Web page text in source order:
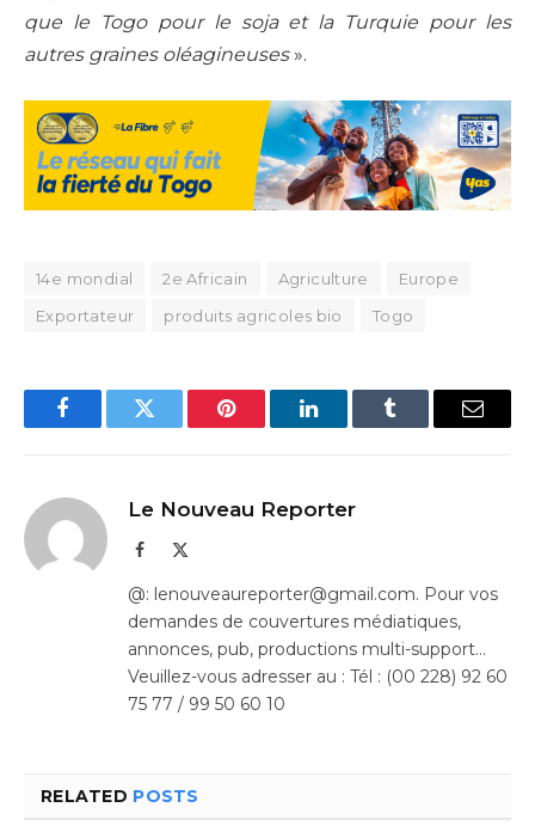
que le Togo pour le soja et la Turquie pour les
autres graines oléagineuses».
14e mondial 2e Africain Agriculture
Europe
Exportateur
produits agricoles bio Togo
FacebookTwitter Pinterest LinkedInTumblr Email
Le Nouveau Reporter
Facebook
@: lenouveaureporter@gmail.com. Pour vos
demandes de couvertures médiatiques,
annonces, pub, productions multi-support…
Veuillez-vous adresser au : Tél : (00 228) 92 60
75 77 / 99 50 60 10
RELATED POSTS